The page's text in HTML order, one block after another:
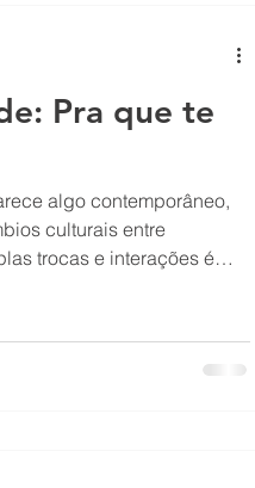
Pra que te
algo contemporâneo,
culturais entre
trocas e interações é
exemplo a cultura
de ambas as culturas se